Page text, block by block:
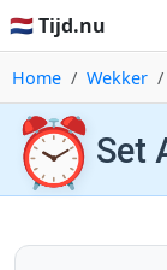
🇳🇱 Tijd.nu
Home Wekker
⏰ Set